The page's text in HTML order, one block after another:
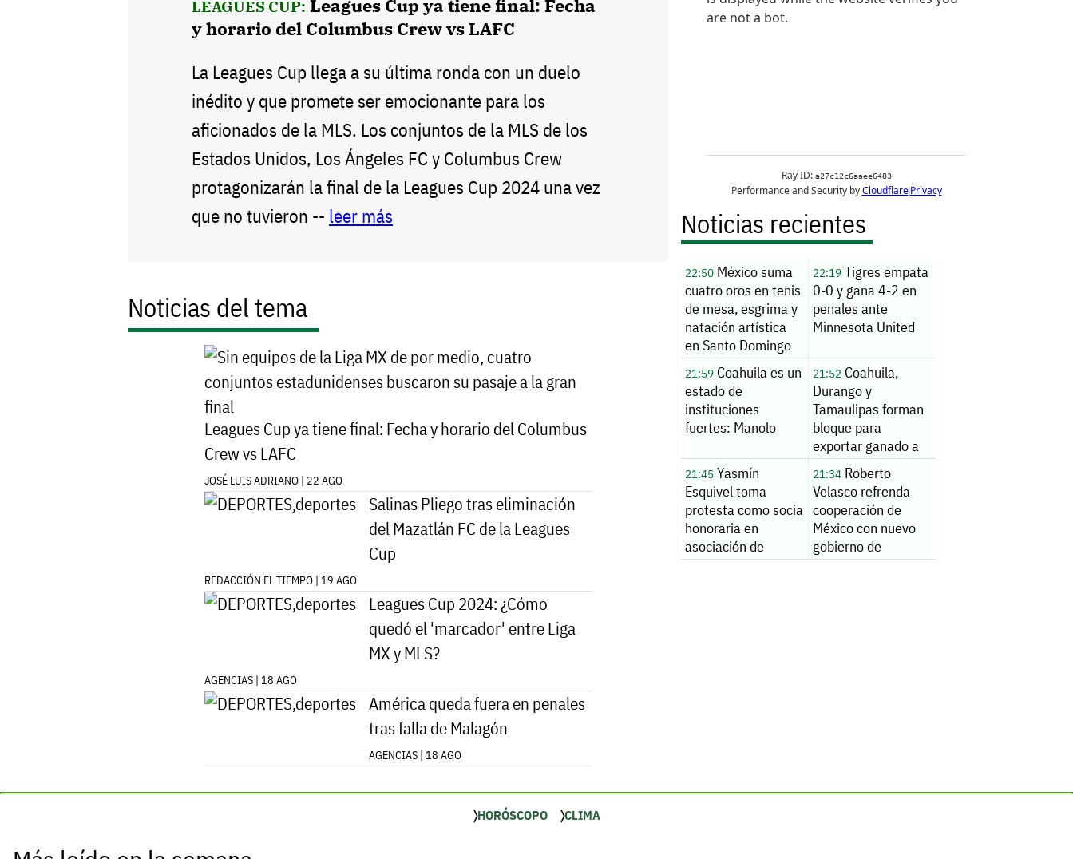
LEAGUES CUP: Leagues Cup ya tiene final: Fecha
y horario del Columbus Crew vs LAFC
La Leagues Cup llega a su última ronda con un duelo
inédito y que promete ser emocionante para los
aficionados de la MLS. Los conjuntos de la MLS de los
Estados Unidos, Los Ángeles FC y Columbus Crew
protagonizarán la final de la Leagues Cup 2024 una vez
que no tuvieron -- leer más
Noticias del tema
Leagues Cup ya tiene final: Fecha y horario del Columbus
Crew vs LAFC
JOSÉ LUIS ADRIANO | 22 AGO
Salinas Pliego tras eliminación
del Mazatlán FC de la Leagues
Cup
REDACCIÓN EL TIEMPO | 19 AGO
Leagues Cup 2024: ¿Cómo
quedó el 'marcador' entre Liga
MX y MLS?
AGENCIAS | 18 AGO
América queda fuera en penales
tras falla de Malagón
AGENCIAS | 18 AGO
Noticias recientes
22:50 México suma
cuatro oros en tenis
de mesa, esgrima y
natación artística
en Santo Domingo
22:19Tigres empata
0-0 y gana 4-2 en
penales ante
Minnesota United
21:59 Coahuila es un
estado de
instituciones
fuertes: Manolo
21:52Coahuila,
Durango y
Tamaulipas forman
bloque para
exportar ganado a
EU
21:45 Yasmín
Esquivel toma
protesta como socia
honoraria en
asociación de
Coahuila
21:34Roberto
Velasco refrenda
cooperación de
México con nuevo
gobierno de
Colombia
HORÓSCOPO CLIMA